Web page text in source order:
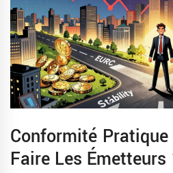
Conformité Pratique
Faire Les Émetteurs